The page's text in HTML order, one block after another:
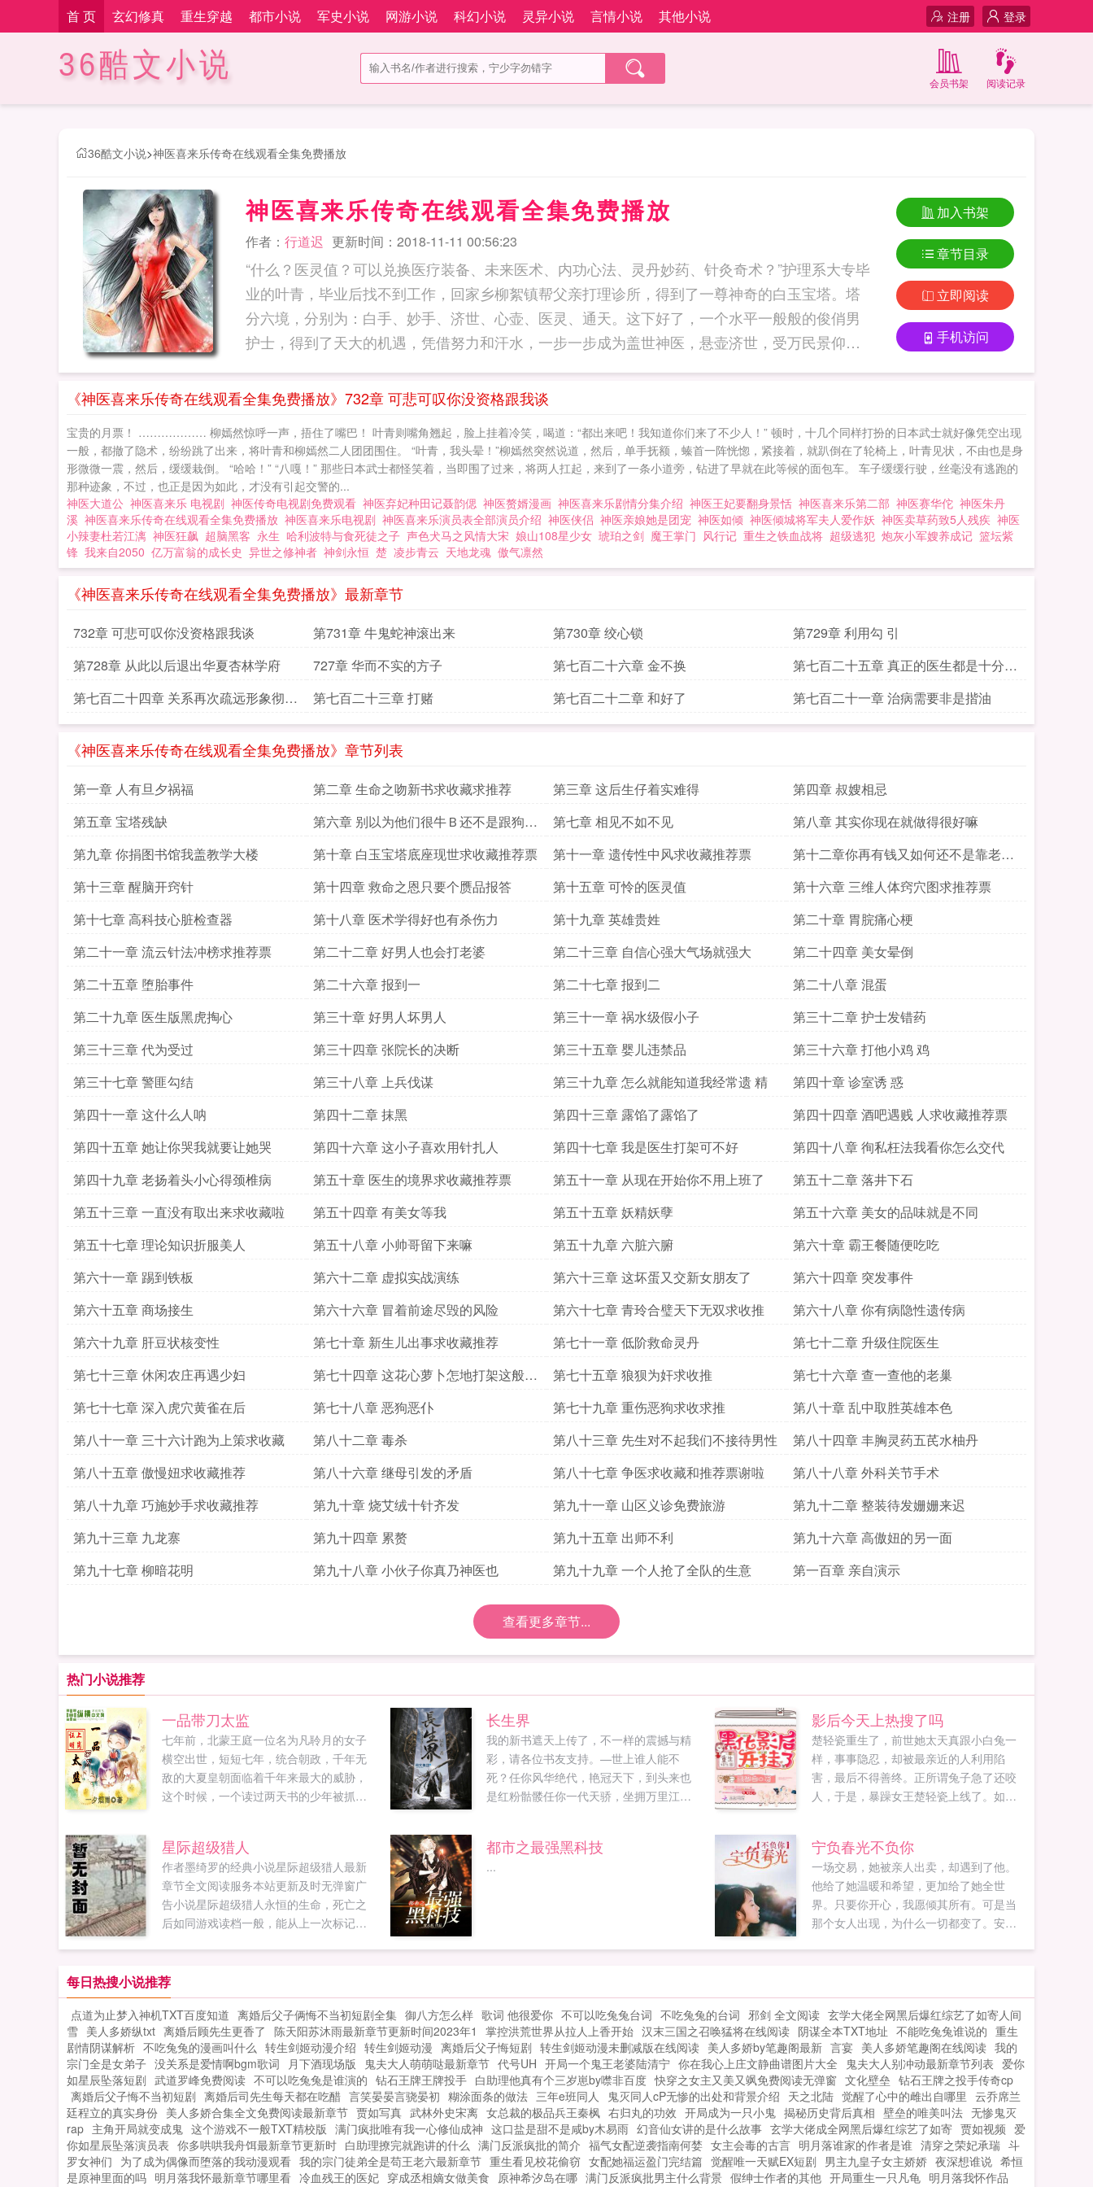
首 页 玄幻修真 重生穿越 都市小说 军史小说 网游小说 科幻小说 灵异小说 言情小说 其他小说 登录
注册
36酷文小说 阅读记录
会员书架
36酷文小说>神医喜来乐传奇在线观看全集免费播放
神医喜来乐传奇在线观看全集免费播放
作者： 行道迟 更新时间：2018-11-11 00:56:23
“什么？医灵值？可以兑换医疗装备、未来医术、内功心法、灵丹妙药、针灸奇术？”护理系大专毕
业的叶青，毕业后找不到工作，回家乡柳絮镇帮父亲打理诊所，得到了一尊神奇的白玉宝塔。塔
分六境，分别为：白手、妙手、济世、心壶、医灵、通天。这下好了，一个水平一般般的俊俏男
护士，得到了天大的机遇，凭借努力和汗水，一步一步成为盖世神医，悬壶济世，受万民景仰！
加入书架
章节目录
立即阅读
手机访问
《神医喜来乐传奇在线观看全集免费播放》732章 可悲可叹你没资格跟我谈
宝贵的月票！ ……………… 柳嫣然惊呼一声，捂住了嘴巴！ 叶青则嘴角翘起，脸上挂着冷笑，喝道：“都出来吧！我知道你们来了不少人！” 顿时，十几个同样打扮的日本武士就好像凭空出现
一般，都撤了隐术，纷纷跳了出来，将叶青和柳嫣然二人团团围住。 “叶青，我头晕！”柳嫣然突然说道，然后，单手抚额，螓首一阵恍惚，紧接着，就趴倒在了轮椅上，叶青见状，不由也是身
形微微一震，然后，缓缓栽倒。 “哈哈！” “八嘎！” 那些日本武士都怪笑着，当即围了过来，将两人扛起，来到了一条小道旁，钻进了早就在此等候的面包车。 车子缓缓行驶，丝毫没有逃跑的
那种迹象，不过，也正是因为如此，才没有引起交警的...
神医大道公 神医喜来乐 电视剧 神医传奇电视剧免费观看 神医弃妃种田记聂韵偲 神医赘婿漫画 神医喜来乐剧情分集介绍 神医王妃要翻身景恬 神医喜来乐第二部 神医赛华佗 神医朱丹
溪 神医喜来乐传奇在线观看全集免费播放 神医喜来乐电视剧 神医喜来乐演员表全部演员介绍 神医侠侣 神医亲娘她是团宠 神医如倾 神医倾城将军夫人爱作妖 神医卖草药致5人残疾 神医
小辣妻杜若江漓 神医狂飙 超脑黑客 永生 哈利波特与食死徒之子 声色犬马之风情大宋 娘山108星少女 琥珀之剑 魔王掌门 风行记 重生之铁血战将 超级逃犯 炮灰小军嫂养成记 篮坛紫
锋 我来自2050 亿万富翁的成长史 异世之修神者 神剑永恒 楚 凌步青云 天地龙魂 傲气凛然
《神医喜来乐传奇在线观看全集免费播放》最新章节
732章 可悲可叹你没资格跟我谈 第731章 牛鬼蛇神滚出来 第730章 绞心锁
第729章 利用勾 引
第728章 从此以后退出华夏杏林学府
727章 华而不实的方子 第七百二十六章 金不换
第七百二十五章 真正的医生都是十分热
爱这一行的
第七百二十四章 关系再次疏远形象彻底
颠覆求订阅求月票
第七百二十三章 打赌 第七百二十二章 和好了 第七百二十一章 治病需要非是揩油
《神医喜来乐传奇在线观看全集免费播放》章节列表
第一章 人有旦夕祸福 第二章 生命之吻新书求收藏求推荐 第三章 这后生仔着实难得
第四章 叔嫂相忌
第五章 宝塔残缺
第六章 别以为他们很牛Ｂ还不是跟狗一
样
第七章 相见不如不见
第八章 其实你现在就做得很好嘛
第九章 你捐图书馆我盖教学大楼
第十章 白玉宝塔底座现世求收藏推荐票 第十一章 遗传性中风求收藏推荐票
第十二章你再有钱又如何还不是靠老子
救命
第十三章 醒脑开窍针 第十四章 救命之恩只要个赝品报答 第十五章 可怜的医灵值
第十六章 三维人体窍穴图求推荐票
第十七章 高科技心脏检查器
第十八章 医术学得好也有杀伤力 第十九章 英雄贵姓
第二十章 胃脘痛心梗
第二十一章 流云针法冲榜求推荐票
第二十二章 好男人也会打老婆 第二十三章 自信心强大气场就强大
第二十四章 美女晕倒
第二十五章 堕胎事件
第二十六章 报到一 第二十七章 报到二
第二十八章 混蛋
第二十九章 医生版黑虎掏心
第三十章 好男人坏男人 第三十一章 祸水级假小子
第三十二章 护士发错药
第三十三章 代为受过
第三十四章 张院长的决断 第三十五章 婴儿违禁品
第三十六章 打他小鸡 鸡
第三十七章 警匪勾结
第三十八章 上兵伐谋 第三十九章 怎么就能知道我经常遗 精
第四十章 诊室诱 惑
第四十一章 这什么人呐
第四十二章 抹黑 第四十三章 露馅了露馅了
第四十四章 酒吧遇贱 人求收藏推荐票
第四十五章 她让你哭我就要让她哭
第四十六章 这小子喜欢用针扎人 第四十七章 我是医生打架可不好
第四十八章 徇私枉法我看你怎么交代
第四十九章 老扬着头小心得颈椎病
第五十章 医生的境界求收藏推荐票 第五十一章 从现在开始你不用上班了
第五十二章 落井下石
第五十三章 一直没有取出来求收藏啦
第五十四章 有美女等我 第五十五章 妖精妖孽
第五十六章 美女的品味就是不同
第五十七章 理论知识折服美人
第五十八章 小帅哥留下来嘛 第五十九章 六脏六腑
第六十章 霸王餐随便吃吃
第六十一章 踢到铁板
第六十二章 虚拟实战演练 第六十三章 这坏蛋又交新女朋友了
第六十四章 突发事件
第六十五章 商场接生
第六十六章 冒着前途尽毁的风险 第六十七章 青玲合璧天下无双求收推
第六十八章 你有病隐性遗传病
第六十九章 肝豆状核变性
第七十章 新生儿出事求收藏推荐 第七十一章 低阶救命灵丹
第七十二章 升级住院医生
第七十三章 休闲农庄再遇少妇
第七十四章 这花心萝卜怎地打架这般厉
害
第七十五章 狼狈为奸求收推
第七十六章 查一查他的老巢
第七十七章 深入虎穴黄雀在后
第七十八章 恶狗恶仆 第七十九章 重伤恶狗求收求推
第八十章 乱中取胜英雄本色
第八十一章 三十六计跑为上策求收藏
第八十二章 毒杀 第八十三章 先生对不起我们不接待男性
第八十四章 丰胸灵药五芪水柚丹
第八十五章 傲慢妞求收藏推荐
第八十六章 继母引发的矛盾 第八十七章 争医求收藏和推荐票谢啦
第八十八章 外科关节手术
第八十九章 巧施妙手求收藏推荐
第九十章 烧艾绒十针齐发 第九十一章 山区义诊免费旅游
第九十二章 整装待发姗姗来迟
第九十三章 九龙寨
第九十四章 累赘 第九十五章 出师不利
第九十六章 高傲妞的另一面
第九十七章 柳暗花明
第九十八章 小伙子你真乃神医也 第九十九章 一个人抢了全队的生意 第一百章 亲自演示
查看更多章节...
热门小说推荐
一品带刀太监
七年前，北蒙王庭一位名为凡聆月的女子
横空出世，短短七年，统合朝政，千年无
敌的大夏皇朝面临着千年来最大的威胁，
这个时候，一个读过两天书的少年被抓进
更一万，敬请收藏！书友群102176072...
长生界
我的新书遮天上传了，不一样的震撼与精
彩，请各位书友支持。—世上谁人能不
死？任你风华绝代，艳冠天下，到头来也
是红粉骷髅任你一代天骄，坐拥万里江
老相传，超脱于人世间之外，有一个浩大
的长生界长生界简体...
影后今天上热搜了吗
楚轻瓷重生了，前世她太天真跟小白兔一
样，事事隐忍，却被最亲近的人利用陷
害，最后不得善终。正所谓兔子急了还咬
人，于是，暴躁女王楚轻瓷上线了。如同
命。自打遇上了宇宙第一直男乔影帝之
后，怀疑人生的人却变成了她？？？恶龙
咆哮的楚小花我只想和你谈恋爱，你却想
和我谈演技？？？影帝弱小无助可怜我罩
的小花好像比我厉害，肿么办？...
星际超级猎人
作者墨绮罗的经典小说星际超级猎人最新
章节全文阅读服务本站更新及时无弹窗广
告小说星际超级猎人永恒的生命，死亡之
后如同游戏读档一般，能从上一次标记的
是敖雪却是一个困在这一条时间线上，永
远不会死亡的人。...
都市之最强黑科技
...
宁负春光不负你
一场交易，她被亲人出卖，却遇到了他。
他给了她温暖和希望，更加给了她全世
界。只要你开心，我愿倾其所有。可是当
那个女人出现，为什么一切都变了。安筱
每日热搜小说推荐
点道为止梦入神机TXT百度知道 离婚后父子俩悔不当初短剧全集 御八方怎么样 歌词 他很爱你 不可以吃兔兔台词 不吃兔兔的台词 邪剑 全文阅读 玄学大佬全网黑后爆红综艺了如寄人间
雪 美人多娇纵txt 离婚后顾先生更香了 陈天阳苏沐雨最新章节更新时间2023年1 掌控洪荒世界从拉人上香开始 汉末三国之召唤猛将在线阅读 阴谋全本TXT地址 不能吃兔兔谁说的 重生
剧情阴谋解析 不吃兔兔的漫画叫什么 转生剑姬动漫介绍 转生剑姬动漫 离婚后父子悔短剧 转生剑姬动漫未删减版在线阅读 美人多娇by笔趣阁最新 言宴 美人多娇笔趣阁在线阅读 我的
宗门全是女弟子 没关系是爱情啊bgm歌词 月下酒现场版 鬼夫大人萌萌哒最新章节 代号UH 开局一个鬼王老婆陆清宁 你在我心上庄文静曲谱图片大全 鬼夫大人别冲动最新章节列表 爱你
如星辰坠落短剧 武道罗峰免费阅读 不可以吃兔兔是谁演的 钻石王牌王牌投手 白助理他真有个三岁崽by噤非百度 快穿之女主又美又飒免费阅读无弹窗 文化壁垒 钻石王牌之投手传奇cp
离婚后父子悔不当初短剧 离婚后司先生每天都在吃醋 言笑晏晏言骁晏初 糊涂面条的做法 三年e班同人 鬼灭同人cP无惨的出处和背景介绍 天之北陆 觉醒了心中的雌出自哪里 云乔席兰
廷程立的真实身份 美人多娇合集全文免费阅读最新章节 贾如写真 武林外史宋离 女总裁的极品兵王秦枫 右归丸的功效 开局成为一只小鬼 揭秘历史背后真相 壁垒的唯美叫法 无惨鬼灭
rap 主角开局就变成鬼 这个游戏不一般TXT精校版 满门疯批唯有我一心修仙成神 这口盐是甜不是咸by木易雨 幻音仙女讲的是什么故事 玄学大佬成全网黑后爆红综艺了如寄 贾如视频 爱
你如星辰坠落演员表 你多哄哄我舟饵最新章节更新时 白助理撩完就跑讲的什么 满门反派疯批的简介 福气女配逆袭指南何婪 女主会毒的古言 明月落谁家的作者是谁 清穿之荣妃承瑞 斗
罗女神们 为了成为偶像而堕落的我动漫观看 我的宗门徒弟全是苟王老六最新章节 重生看见校花偷窃 女配她福运盈门完结篇 觉醒唯一天赋EX短剧 男主九皇子女主娇娇 夜深想谁说 希恒
是原神里面的吗 明月落我怀最新章节哪里看 冷血残王的医妃 穿成丞相嫡女做美食 原神希汐岛在哪 满门反派疯批男主什么背景 假绅士作者的其他 开局重生一只凡龟 明月落我怀作品